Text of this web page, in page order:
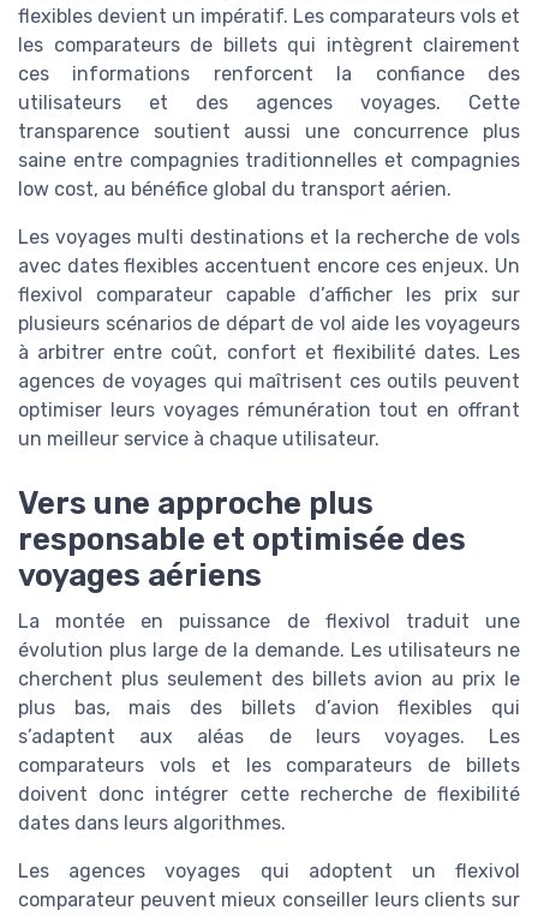
flexibles devient un impératif. Les comparateurs vols et
les comparateurs de billets qui intègrent clairement
ces informations renforcent la confiance des
utilisateurs et des agences voyages. Cette
transparence soutient aussi une concurrence plus
saine entre compagnies traditionnelles et compagnies
low cost, au bénéfice global du transport aérien.
Les voyages multi destinations et la recherche de vols
avec dates flexibles accentuent encore ces enjeux. Un
flexivol comparateur capable d’afficher les prix sur
plusieurs scénarios de départ de vol aide les voyageurs
à arbitrer entre coût, confort et flexibilité dates. Les
agences de voyages qui maîtrisent ces outils peuvent
optimiser leurs voyages rémunération tout en offrant
un meilleur service à chaque utilisateur.
Vers une approche plus
responsable et optimisée des
voyages aériens
La montée en puissance de flexivol traduit une
évolution plus large de la demande. Les utilisateurs ne
cherchent plus seulement des billets avion au prix le
plus bas, mais des billets d’avion flexibles qui
s’adaptent aux aléas de leurs voyages. Les
comparateurs vols et les comparateurs de billets
doivent donc intégrer cette recherche de flexibilité
dates dans leurs algorithmes.
Les agences voyages qui adoptent un flexivol
comparateur peuvent mieux conseiller leurs clients sur